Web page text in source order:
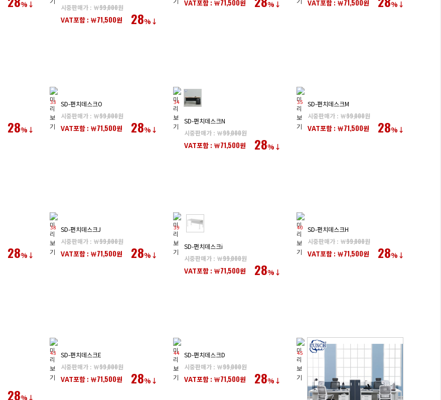
%↓
시중판매가 : ￦99,000원
VAT포함 : ￦71,500원 28%↓
VAT포함 : ￦71,500원 %↓ VAT포함 : ￦71,500원 %↓
28%↓
33
SD-펀치데스크O
시중판매가 : ￦99,000원
VAT포함 : ￦71,500원 28%↓
34
SD-펀치데스크N
시중판매가 : ￦99,000원
VAT포함 : ￦71,500원 28%↓
35
SD-펀치데스크M
시중판매가 : ￦99,000원
VAT포함 : ￦71,500원 28%↓
28%↓
38
SD-펀치데스크J
시중판매가 : ￦99,000원
VAT포함 : ￦71,500원 28%↓
39
SD-펀치데스크i
시중판매가 : ￦99,000원
VAT포함 : ￦71,500원 28%↓
40
SD-펀치데스크H
시중판매가 : ￦99,000원
VAT포함 : ￦71,500원 28%↓
28%↓
43
SD-펀치데스크E
시중판매가 : ￦99,000원
VAT포함 : ￦71,500원 28%↓
44 SD-펀치데스크D
시중판매가 : ￦99,000원
VAT포함 : ￦71,500원 28%↓
45